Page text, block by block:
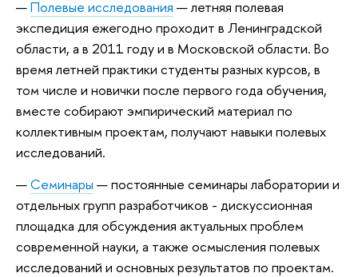
Полевые исследования — летняя полевая
экспедиция ежегодно проходит в Ленинградской
области, а в 2011 году и в Московской области. Во
время летней практики студенты разных курсов, в
том числе и новички после первого года обучения,
вместе собирают эмпирический материал по
коллективным проектам, получают навыки полевых
исследований.
Семинары — постоянные семинары лаборатории и
отдельных групп разработчиков - дискуссионная
площадка для обсуждения актуальных проблем
современной науки, а также осмысления полевых
исследований и основных результатов по проектам.